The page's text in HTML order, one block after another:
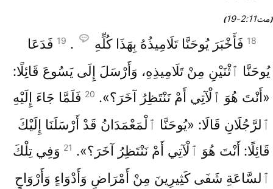
(مت11‏:2‏-19 )
18 فَأَخْبَرَ يُوحَنَّا تَلَامِيذُهُ بِهَذَا كُلِّهِ .
19 فَدَعَا
يُوحَنَّا ٱثْنَيْنِ مِنْ تَلَامِيذِهِ، وَأَرْسَلَ إِلَى يَسُوعَ قَائِلًا:
«أَنْتَ هُوَ ٱلْآتِي أَمْ نَنْتَظِرُ آخَرَ؟». 20 فَلَمَّا جَاءَ إِلَيْهِ
ٱلرَّجُلَانِ قَالَا: «يُوحَنَّا ٱلْمَعْمَدَانُ قَدْ أَرْسَلَنَا إِلَيْكَ
قَائِلًا: أَنْتَ هُوَ ٱلْآتِي أَمْ نَنْتَظِرُ آخَرَ؟». 21 وَفِي تِلْكَ
ٱلسَّاعَةِ شَفَى كَثِيرِينَ مِنْ أَمْرَاضٍ وَأَدْوَاءٍ وَأَرْوَاحٍ